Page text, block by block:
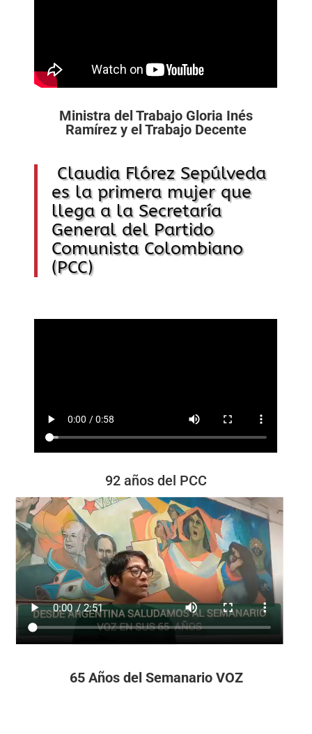
Ministra del Trabajo Gloria Inés
Ramírez y el Trabajo Decente
Claudia Flórez Sepúlveda
es la primera mujer que
llega a la Secretaría
General del Partido
Comunista Colombiano
(PCC)
92 años del PCC
65 Años del Semanario VOZ